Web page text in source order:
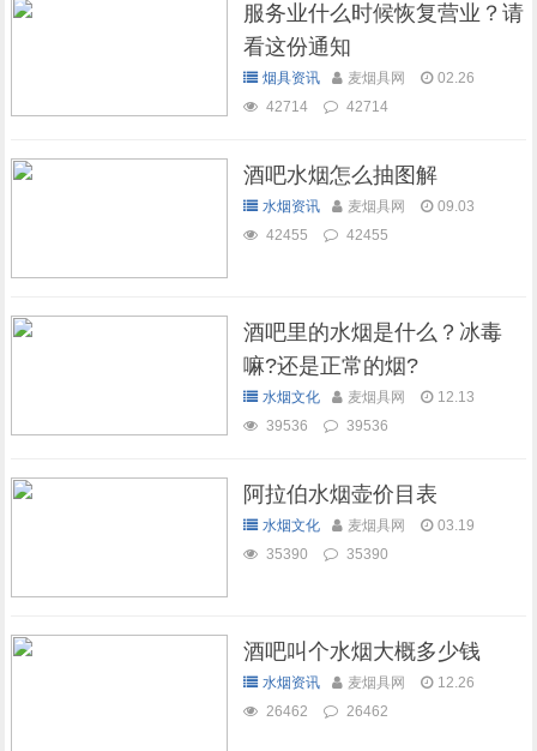
服务业什么时候恢复营业？请
看这份通知
烟具资讯 麦烟具网
02.26
42714
42714
酒吧水烟怎么抽图解
水烟资讯 麦烟具网
09.03
42455
42455
酒吧里的水烟是什么？冰毒
嘛?还是正常的烟?
水烟文化 麦烟具网
12.13
39536
39536
阿拉伯水烟壶价目表
水烟文化 麦烟具网
03.19
35390
35390
酒吧叫个水烟大概多少钱
水烟资讯 麦烟具网
12.26
26462
26462